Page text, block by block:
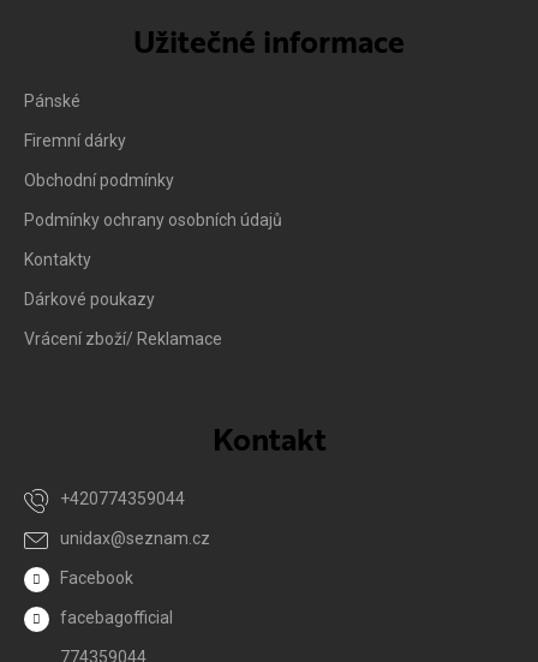
Užitečné informace
Pánské
Firemní dárky
Obchodní podmínky
Podmínky ochrany osobních údajů
Kontakty
Dárkové poukazy
Vrácení zboží/ Reklamace
Kontakt
unidax@seznam.cz
+420774359044
Facebook
facebagofficial
774359044